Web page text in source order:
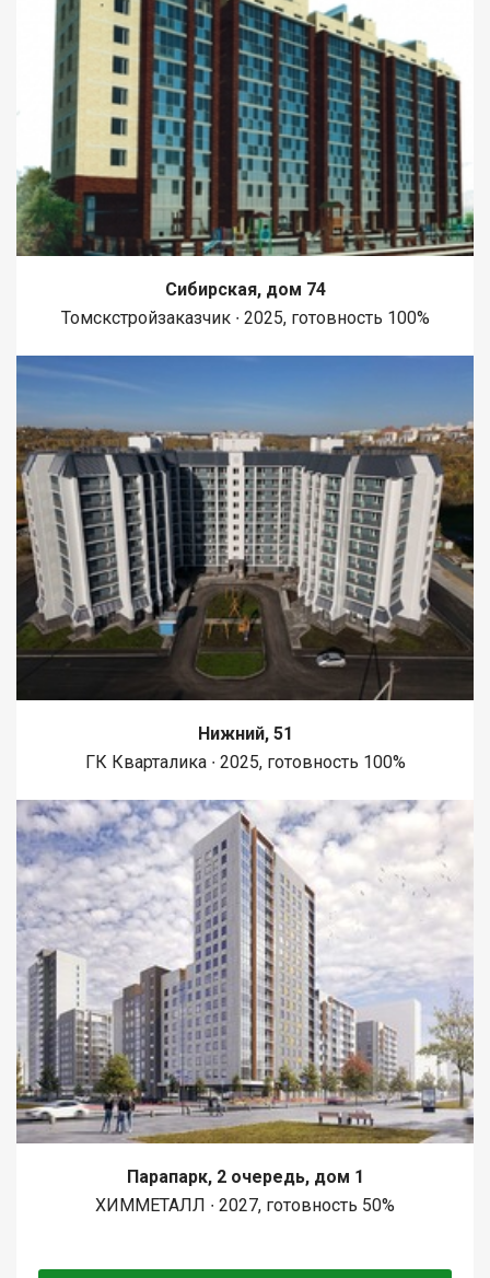
Сибирская, дом 74
Томскстройзаказчик ∙ 2025, готовность 100%
Нижний, 51
ГК Кварталика ∙ 2025, готовность 100%
Парапарк, 2 очередь, дом 1
ХИММЕТАЛЛ ∙ 2027, готовность 50%